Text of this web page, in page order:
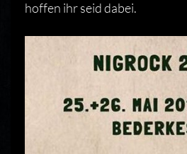
hoffen ihr seid dabei.